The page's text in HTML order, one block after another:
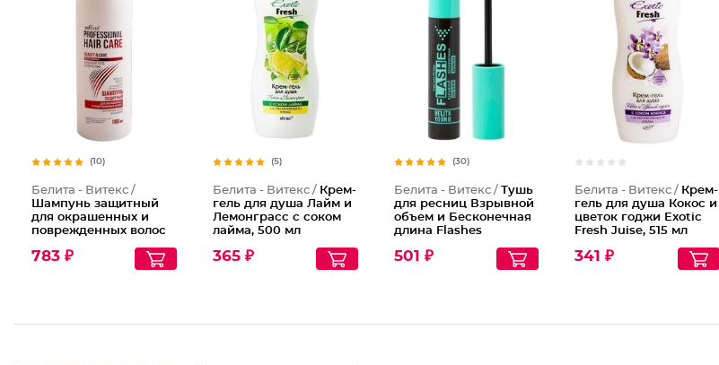
(10)
Белита - Витекс /
Шампунь защитный
для окрашенных и
поврежденных волос
кашемира Protective
Shampoo for Dyed and
783 ₽
(5)
Белита - Витекс / Крем-
гель для душа Лайм и
Лемонграсс с соком
лайма, 500 мл
365 ₽
(30)
Белита - Витекс / Тушь
для ресниц Взрывной
объем и Бесконечная
длина Flashes
501 ₽
Белита - Витекс / Крем-
гель для душа Кокос и
цветок годжи Exotic
Fresh Juise, 515 мл
341 ₽